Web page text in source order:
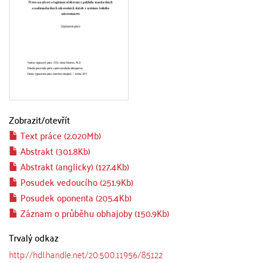
Zobrazit/otevřít
Text práce (2.020Mb)
Abstrakt (301.8Kb)
Abstrakt (anglicky) (127.4Kb)
Posudek vedoucího (251.9Kb)
Posudek oponenta (205.4Kb)
Záznam o průběhu obhajoby (150.9Kb)
Trvalý odkaz
http://hdl.handle.net/20.500.11956/85122